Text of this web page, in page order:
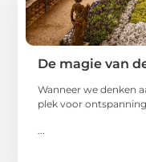
De magie van
Wanneer we denken
plek voor